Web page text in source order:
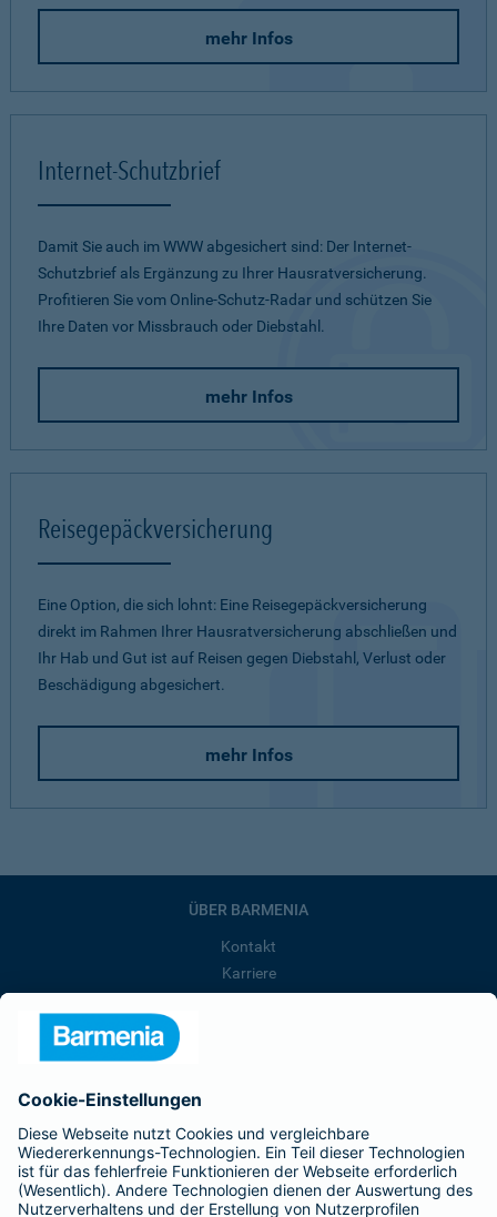
mehr Infos
Internet-Schutzbrief
Damit Sie auch im WWW abgesichert sind: Der Internet-
Schutzbrief als Ergänzung zu Ihrer Hausratversicherung.
Profitieren Sie vom Online-Schutz-Radar und schützen Sie
Ihre Daten vor Missbrauch oder Diebstahl.
mehr Infos
Reisegepäckversicherung
Eine Option, die sich lohnt: Eine Reisegepäckversicherung
direkt im Rahmen Ihrer Hausratversicherung abschließen und
Ihr Hab und Gut ist auf Reisen gegen Diebstahl, Verlust oder
Beschädigung abgesichert.
mehr Infos
ÜBER BARMENIA
Kontakt
Karriere
Barmenia ist Teil der BarmeniaGothaer
BELIEBTE SEITEN
Kranken-Zusatzversicherung